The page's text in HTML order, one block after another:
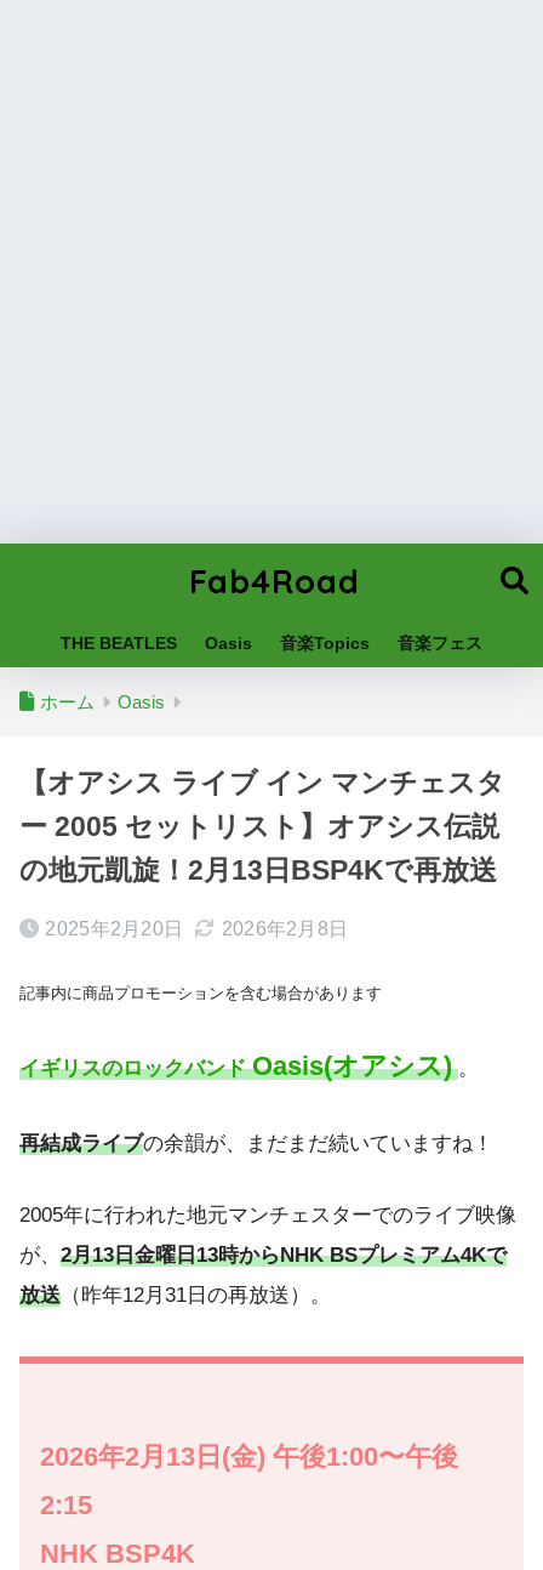
Fab4Road
THE BEATLES Oasis 音楽Topics 音楽フェス
ホーム Oasis
【オアシス ライブ イン マンチェスタ
ー 2005 セットリスト】オアシス伝説
の地元凱旋！2月13日BSP4Kで再放送
2025年2月20日 2026年2月8日
記事内に商品プロモーションを含む場合があります
イギリスのロックバンドOasis(オアシス) 。
再結成ライブの余韻が、まだまだ続いていますね！
2005年に行われた地元マンチェスターでのライブ映像
が、 2月13日金曜日13時からNHK BSプレミアム4Kで
放送 （昨年12月31日の再放送）。
2026年2月13日(金) 午後1:00〜午後
2:15
NHK BSP4K